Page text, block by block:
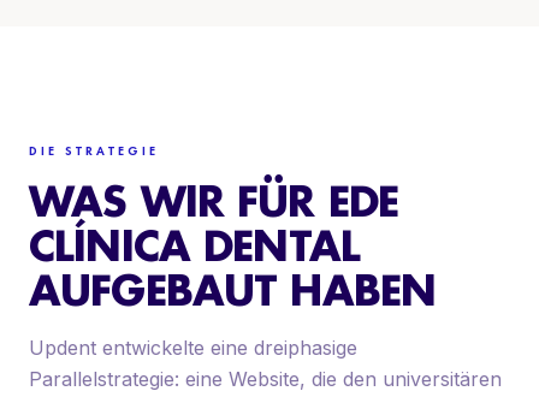
DIE STRATEGIE
WAS WIR FÜR EDE
CLÍNICA DENTAL
AUFGEBAUT HABEN
Updent entwickelte eine dreiphasige
Parallelstrategie: eine Website, die den universitären